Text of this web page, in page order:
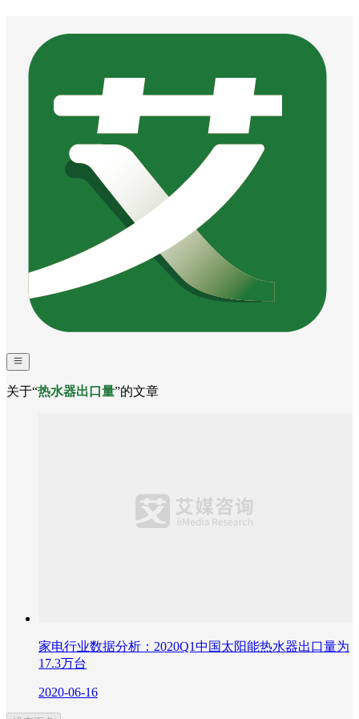
关于“热水器出口量”的文章
家电行业数据分析：2020Q1中国太阳能热水器出口量为
17.3万台
2020-06-16